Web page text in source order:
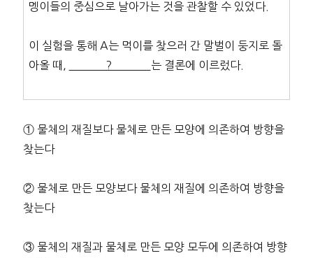
멩이들의 중심으로 날아가는 것을 관찰할 수 있었다.
이 실험을 통해 A는 먹이를 찾으러 간 말벌이 둥지로 돌
아올 때,
? 는 결론에 이르렀다.
① 물체의 재질보다 물체로 만든 모양에 의존하여 방향을
찾는다
② 물체로 만든 모양보다 물체의 재질에 의존하여 방향을
찾는다
③ 물체의 재질과 물체로 만든 모양 모두에 의존하여 방향